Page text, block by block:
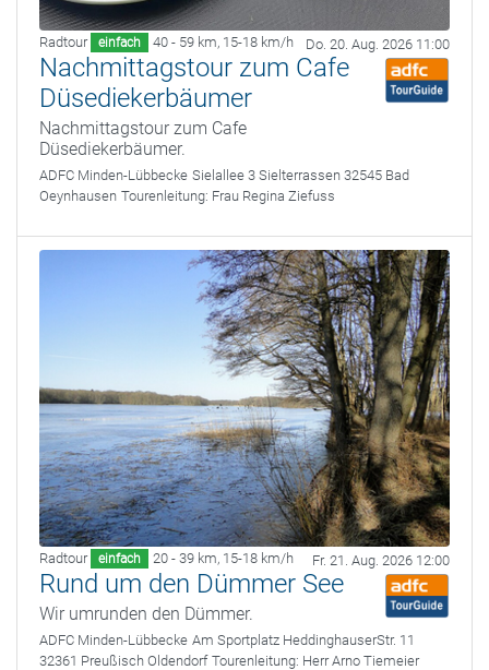
Radtour einfach 40 - 59 km, 15-18 km/h Do. 20. Aug. 2026 11:00
Nachmittagstour zum Cafe
Düsediekerbäumer
Nachmittagstour zum Cafe
Düsediekerbäumer.
ADFC Minden-Lübbecke Sielallee 3 Sielterrassen 32545 Bad
Oeynhausen Tourenleitung: Frau Regina Ziefuss
Radtour einfach 20 - 39 km, 15-18 km/h Fr. 21. Aug. 2026 12:00
Rund um den Dümmer See
Wir umrunden den Dümmer.
ADFC Minden-Lübbecke Am Sportplatz HeddinghauserStr. 11
32361 Preußisch Oldendorf Tourenleitung: Herr Arno Tiemeier